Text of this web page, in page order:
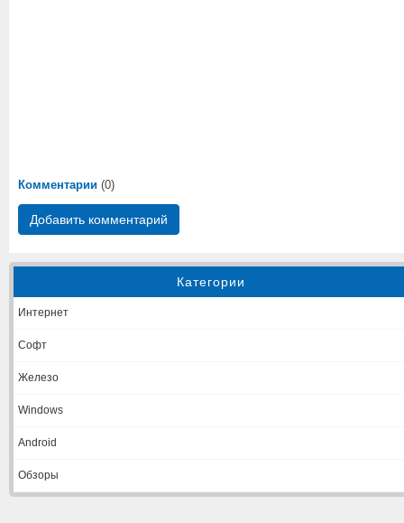
Категории
Интернет
Софт
Железо
Windows
Android
Обзоры
Комментарии (0)
Добавить комментарий